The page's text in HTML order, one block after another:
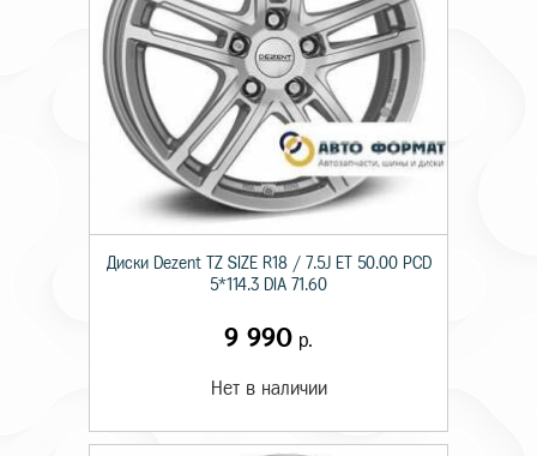
Диски Dezent TZ SIZE R18 / 7.5J ET 50.00 PCD
5*114.3 DIA 71.60
9 990 р.
Нет в наличии